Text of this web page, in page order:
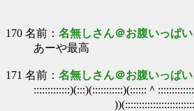
170 名前： 名無しさん＠お腹いっぱい
あーや最高
171 名前： 名無しさん＠お腹いっぱい
:::::::::::::)(:::)(:::::::::::)(::::::＾